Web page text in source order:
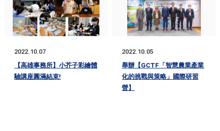
2022.10.07
【高雄事務所】小芥子彩繪體
驗講座圓滿結束!
2022.10.05
舉辦【GCTF「智慧農業產業
化的挑戰與策略」國際研習
營】